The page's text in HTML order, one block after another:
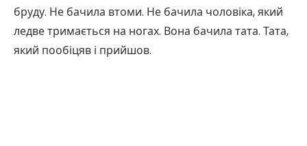
бруду. Не бачила втоми. Не бачила чоловіка, який
ледве тримається на ногах. Вона бачила тата. Тата,
який пообіцяв і прийшов.